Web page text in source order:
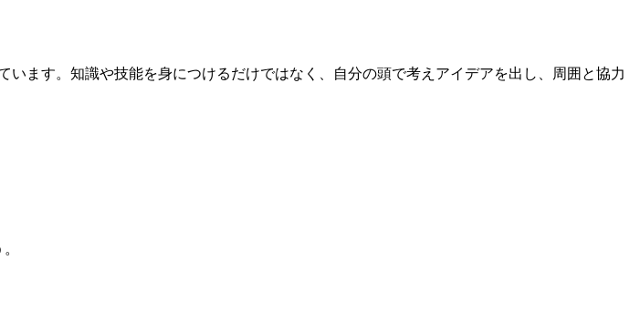
ます。知識や技能を身につけるだけではなく、自分の頭で考えアイデアを出し、周囲と協力